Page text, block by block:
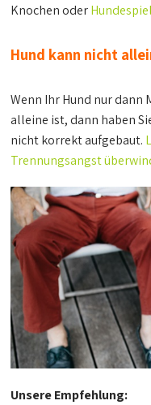
Knochen oder
Hund kann nicht
Wenn Ihr Hund nur
alleine ist, dann haben
nicht korrekt aufgebaut.
Trennungsangst
Unsere Empfehlung: